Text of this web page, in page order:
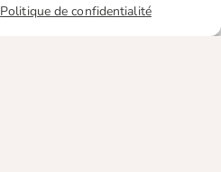
Politique de confidentialité